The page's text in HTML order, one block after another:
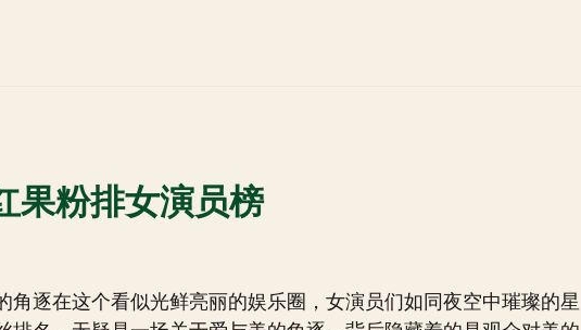
果粉排女演员榜
角逐在这个看似光鲜亮丽的娱乐圈，女演员们如同夜空中璀璨的星